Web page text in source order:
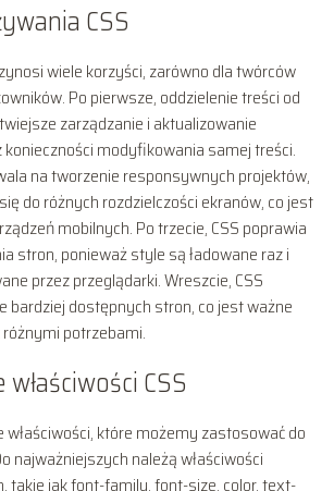
CSS
wiele korzyści, zarówno dla twórców
Po pierwsze, oddzielenie treści od
zarządzanie i aktualizowanie
modyfikowania samej treści.
na tworzenie responsywnych projektów,
do różnych rozdzielczości ekranów, co jest
mobilnych. Po trzecie, CSS poprawia
stron, ponieważ style są ładowane raz i
przez przeglądarki. Wreszcie, CSS
bardziej dostępnych stron, co jest ważne
potrzebami.
CSS
właściwości, które możemy zastosować do
najważniejszych należą właściwości
takie jak font-family, font-size, color, text-